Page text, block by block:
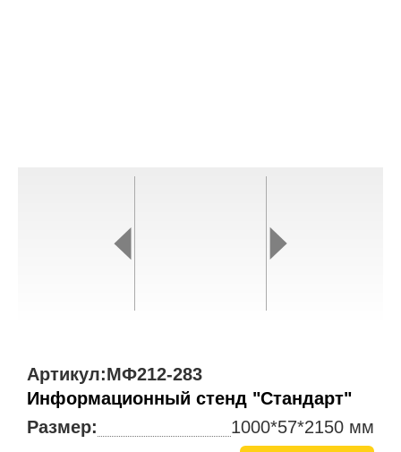
Артикул:МФ212-283
Информационный стенд "Стандарт"
Размер:
1000*57*2150 мм